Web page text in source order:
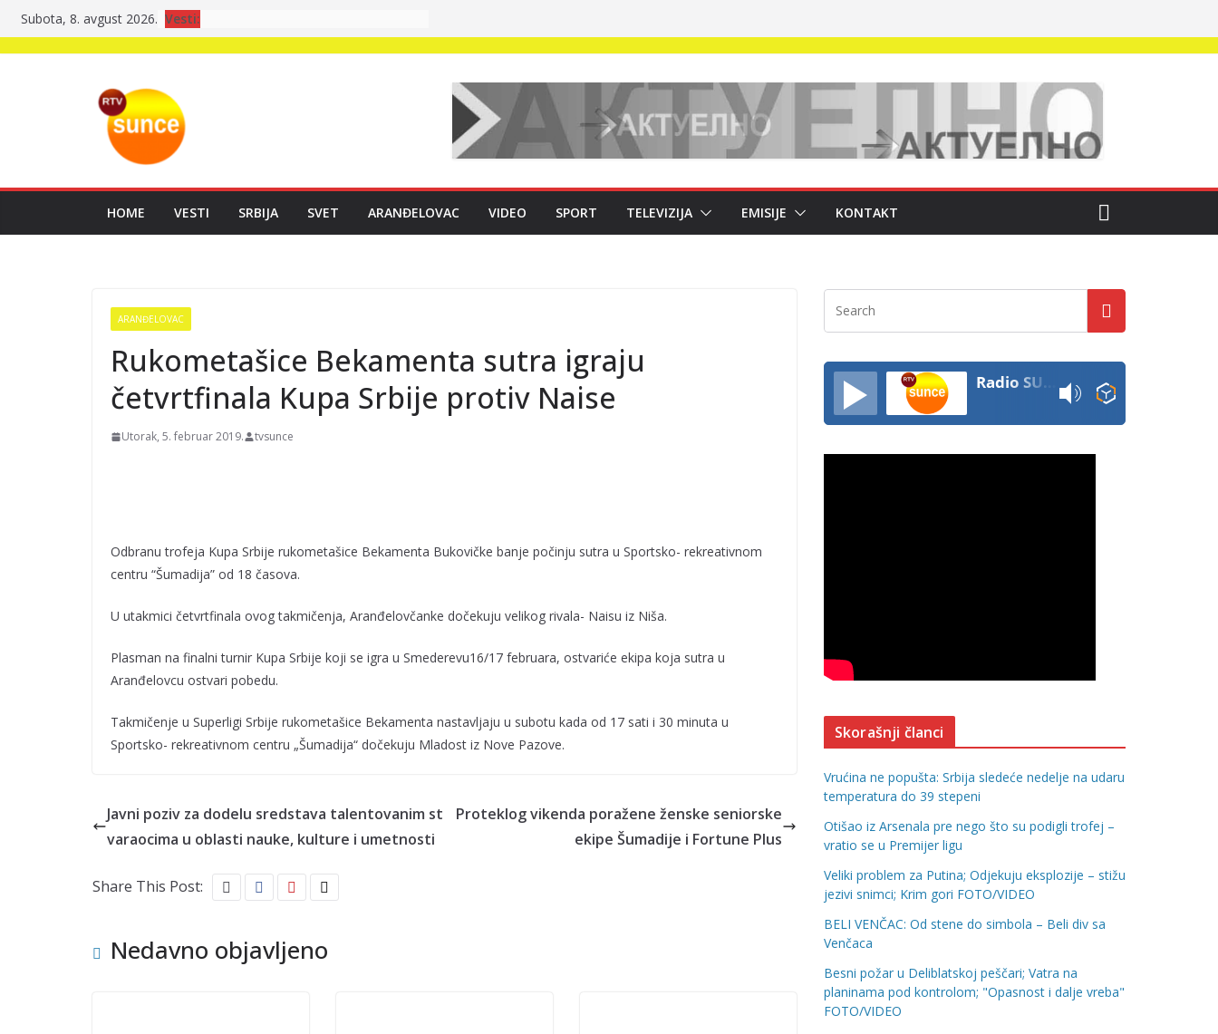
Skip
to
Subota, 8. avgust 2026. Vesti:
HOME VESTI SRBIJA SVET ARANĐELOVAC VIDEO SPORT TELEVIZIJA EMISIJE KONTAKT
ARANĐELOVAC
Rukometašice Bekamenta sutra igraju
četvrtfinala Kupa Srbije protiv Naise
Utorak, 5. februar 2019. tvsunce
Odbranu trofeja Kupa Srbije rukometašice Bekamenta Bukovičke banje počinju sutra u Sportsko- rekreativnom
centru “Šumadija” od 18 časova.
U utakmici četvrtfinala ovog takmičenja, Aranđelovčanke dočekuju velikog rivala- Naisu iz Niša.
Plasman na finalni turnir Kupa Srbije koji se igra u Smederevu16/17 februara, ostvariće ekipa koja sutra u
Aranđelovcu ostvari pobedu.
Takmičenje u Superligi Srbije rukometašice Bekamenta nastavljaju u subotu kada od 17 sati i 30 minuta u
Sportsko- rekreativnom centru „Šumadija“ dočekuju Mladost iz Nove Pazove.
Javni poziv za dodelu sredstava talentovanim st
varaocima u oblasti nauke, kulture i umetnosti
Proteklog vikenda poražene ženske seniorske
ekipe Šumadije i Fortune Plus
Share This Post:
Nedavno objavljeno
Radio SUNCE
Skorašnji članci
Vrućina ne popušta: Srbija sledeće nedelje na udaru
temperatura do 39 stepeni
Otišao iz Arsenala pre nego što su podigli trofej –
vratio se u Premijer ligu
Veliki problem za Putina; Odjekuju eksplozije – stižu
jezivi snimci; Krim gori FOTO/VIDEO
BELI VENČAC: Od stene do simbola – Beli div sa
Venčaca
Besni požar u Deliblatskoj peščari; Vatra na
planinama pod kontrolom; "Opasnost i dalje vreba"
FOTO/VIDEO